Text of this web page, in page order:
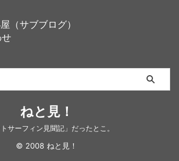
（サブブログ）
ねと見！
トサーフィン見聞記」だったとこ。
© 2008 ねと見！